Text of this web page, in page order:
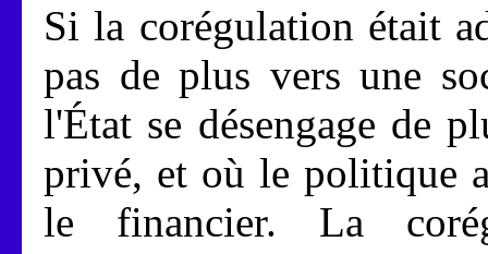
Si la corégulation était
pas de plus vers une
l'État se désengage de
privé, et où le politique
le financier. La